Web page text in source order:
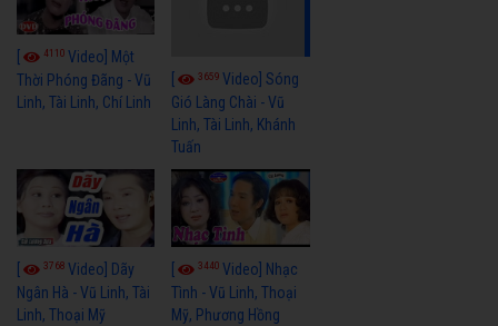
4110 Video] Một
Thời Phóng Đãng - Vũ
Linh, Tài Linh, Chí Linh
3659Video] Sóng
Gió Làng Chài - Vũ
Linh, Tài Linh, Khánh
Tuấn
3768 Video] Dãy
Ngân Hà - Vũ Linh, Tài
Linh, Thoại Mỹ
3440Video] Nhạc
Tình - Vũ Linh, Thoại
Mỹ, Phương Hồng